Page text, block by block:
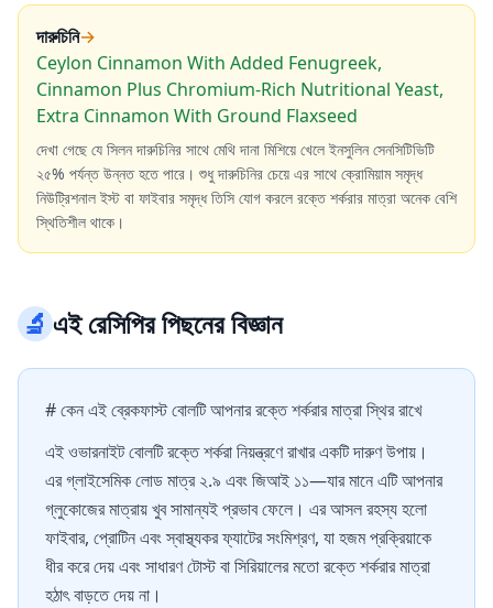
দারুচিনি→
Ceylon Cinnamon With Added Fenugreek,
Cinnamon Plus Chromium-Rich Nutritional Yeast,
Extra Cinnamon With Ground Flaxseed
দেখা গেছে যে সিলন দারুচিনির সাথে মেথি দানা মিশিয়ে খেলে ইনসুলিন সেনসিটিভিটি
২৫% পর্যন্ত উন্নত হতে পারে। শুধু দারুচিনির চেয়ে এর সাথে ক্রোমিয়াম সমৃদ্ধ
নিউট্রিশনাল ইস্ট বা ফাইবার সমৃদ্ধ তিসি যোগ করলে রক্তে শর্করার মাত্রা অনেক বেশি
স্থিতিশীল থাকে।
🔬এই রেসিপির পিছনের বিজ্ঞান
# কেন এই ব্রেকফাস্ট বোলটি আপনার রক্তে শর্করার মাত্রা স্থির রাখে
এই ওভারনাইট বোলটি রক্তে শর্করা নিয়ন্ত্রণে রাখার একটি দারুণ উপায়।
এর গ্লাইসেমিক লোড মাত্র ২.৯ এবং জিআই ১১—যার মানে এটি আপনার
গ্লুকোজের মাত্রায় খুব সামান্যই প্রভাব ফেলে। এর আসল রহস্য হলো
ফাইবার, প্রোটিন এবং স্বাস্থ্যকর ফ্যাটের সংমিশ্রণ, যা হজম প্রক্রিয়াকে
ধীর করে দেয় এবং সাধারণ টোস্ট বা সিরিয়ালের মতো রক্তে শর্করার মাত্রা
হঠাৎ বাড়তে দেয় না।